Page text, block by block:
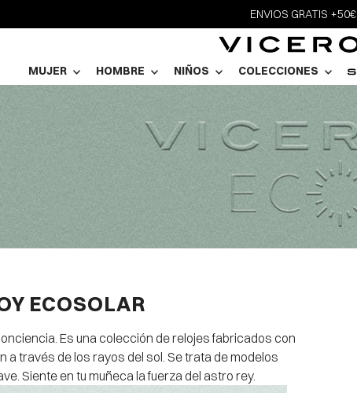
ENVIOS GRATIS +50€
MUJER HOMBRE NIÑOS COLECCIONES
ECOSOLAR
Es una colección de relojes fabricados con
a través de los rayos del sol. Se trata de modelos
Siente en tu muñeca la fuerza del astro rey.